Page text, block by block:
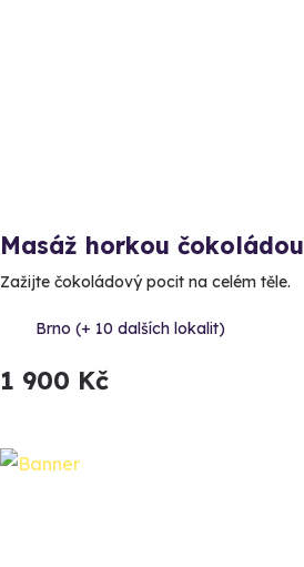
Masáž horkou čokoládou
Zažijte čokoládový pocit na celém těle.
Brno (+ 10 dalších lokalit)
1 900 Kč